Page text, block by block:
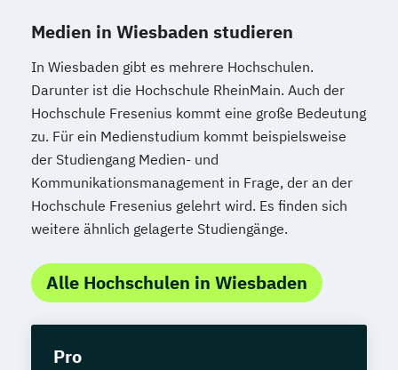
Medien in Wiesbaden studieren
In Wiesbaden gibt es mehrere Hochschulen.
Darunter ist die Hochschule RheinMain. Auch der
Hochschule Fresenius kommt eine große Bedeutung
zu. Für ein Medienstudium kommt beispielsweise
der Studiengang Medien- und
Kommunikationsmanagement in Frage, der an der
Hochschule Fresenius gelehrt wird. Es finden sich
weitere ähnlich gelagerte Studiengänge.
Alle Hochschulen in Wiesbaden
Pro